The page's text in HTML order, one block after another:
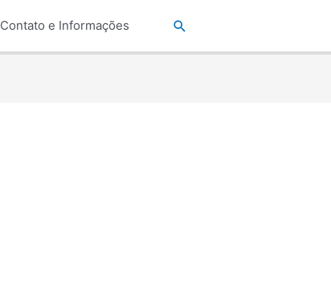
Contato e Informações Pesquisar